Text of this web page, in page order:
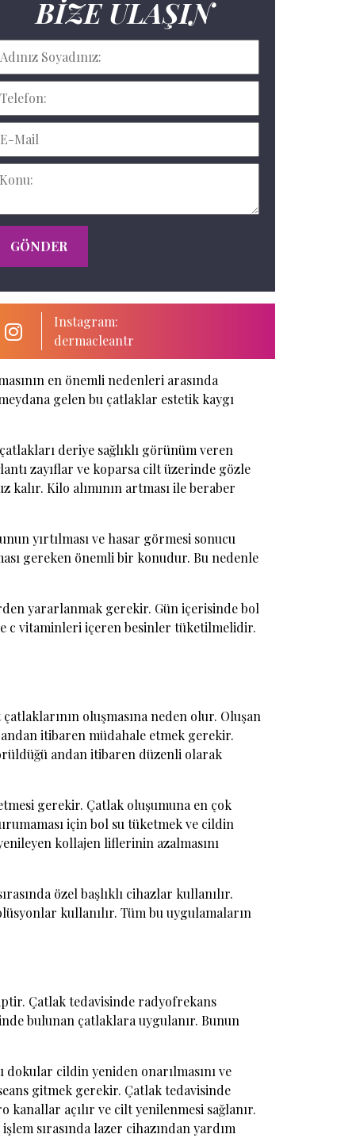
BIZE ULAŞIN
GÖNDER
Instagram:
dermacleantr
en önemli nedenleri arasında
gelen bu çatlaklar estetik kaygı
deriye sağlıklı görünüm veren
zayıflar ve koparsa cilt üzerinde gözle
Kilo alımının artması ile beraber
yırtılması ve hasar görmesi sonucu
gereken önemli bir konudur. Bu nedenle
yararlanmak gerekir. Gün içerisinde bol
c vitaminleri içeren besinler tüketilmelidir.
oluşmasına neden olur. Oluşan
itibaren müdahale etmek gerekir.
andan itibaren düzenli olarak
gerekir. Çatlak oluşumuna en çok
için bol su tüketmek ve cildin
kollajen liflerinin azalmasını
özel başlıklı cihazlar kullanılır.
kullanılır. Tüm bu uygulamaların
Çatlak tedavisinde radyofrekans
bulunan çatlaklara uygulanır. Bunun
cildin yeniden onarılmasını ve
gitmek gerekir. Çatlak tedavisinde
açılır ve cilt yenilenmesi sağlanır.
sırasında lazer cihazından yardım